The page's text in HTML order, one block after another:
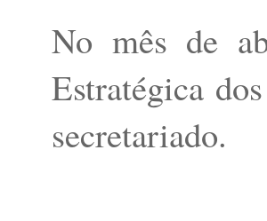
No mês de
Estratégica
secretariado.